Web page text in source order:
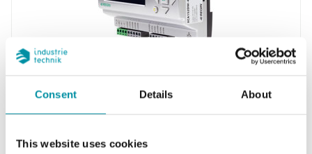
Consent Details About
This website uses cookies
REGIN
Controllore piccolo e compatto con diversi tipi
EXOcompact Ardo può essere…